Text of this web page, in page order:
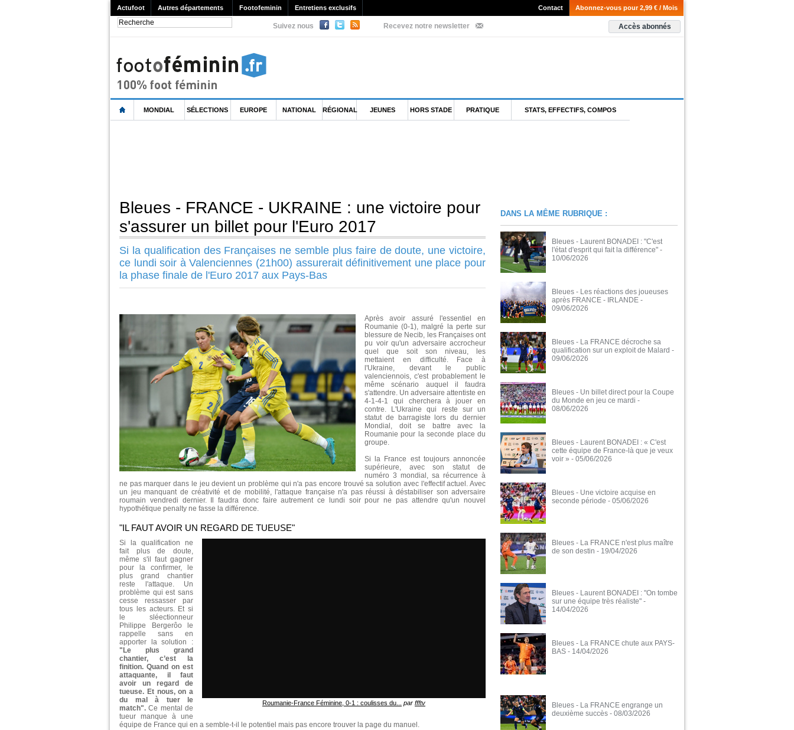
Actufoot Autres départements Footofeminin Entretiens exclusifs Abonnez-vous pour 2,99 € / Mois
Contact
Suivez nous Recevez notre newsletter Accès abonnés
MONDIAL SÉLECTIONS EUROPE NATIONAL RÉGIONAL JEUNES HORS STADE PRATIQUE STATS, EFFECTIFS, COMPOS
Bleues - FRANCE - UKRAINE : une victoire pour
s'assurer un billet pour l'Euro 2017
Si la qualification des Françaises ne semble plus faire de doute, une victoire,
ce lundi soir à Valenciennes (21h00) assurerait définitivement une place pour
la phase finale de l'Euro 2017 aux Pays-Bas
Après avoir assuré l'essentiel en
Roumanie (0-1), malgré la perte sur
blessure de Necib, les Françaises ont
pu voir qu'un adversaire accrocheur
quel que soit son niveau, les
mettaient en difficulté. Face à
l'Ukraine, devant le public
valenciennois, c'est probablement le
même scénario auquel il faudra
s'attendre. Un adversaire attentiste en
4-1-4-1 qui cherchera à jouer en
contre. L'Ukraine qui reste sur un
statut de barragiste lors du dernier
Mondial, doit se battre avec la
Roumanie pour la seconde place du
groupe.
Si la France est toujours annoncée
supérieure, avec son statut de
numéro 3 mondial, sa récurrence à
ne pas marquer dans le jeu devient un problème qui n'a pas encore trouvé sa solution avec l'effectif actuel. Avec
un jeu manquant de créativité et de mobilité, l'attaque française n'a pas réussi à déstabiliser son adversaire
roumain vendredi dernier. Il faudra donc faire autrement ce lundi soir pour ne pas attendre qu'un nouvel
hypothétique penalty ne fasse la différence.
"IL FAUT AVOIR UN REGARD DE TUEUSE"
Roumanie-France Féminine, 0-1 : coulisses du... par ffftv
Si la qualification ne
fait plus de doute,
même s'il faut gagner
pour la confirmer, le
plus grand chantier
reste l'attaque. Un
problème qui est sans
cesse ressasser par
tous les acteurs. Et si
le sléectionneur
Philippe Bergerôo le
rappelle sans en
apporter la solution :
"Le plus grand
chantier, c’est la
finition. Quand on est
attaquante, il faut
avoir un regard de
tueuse. Et nous, on a
du mal à tuer le
match".Ce mental de
tueur manque à une
équipe de France qui en a semble-t-il le potentiel mais pas encore trouver la page du manuel.
DANS LA MÊME RUBRIQUE :
Bleues - Laurent BONADEI : "C'est
l'état d'esprit qui fait la différence" -
10/06/2026
Bleues - Les réactions des joueuses
après FRANCE - IRLANDE -
09/06/2026
Bleues - La FRANCE décroche sa
qualification sur un exploit de Malard -
09/06/2026
Bleues - Un billet direct pour la Coupe
du Monde en jeu ce mardi -
08/06/2026
Bleues - Laurent BONADEI : « C'est
cette équipe de France-là que je veux
voir » - 05/06/2026
Bleues - Une victoire acquise en
seconde période - 05/06/2026
Bleues - La FRANCE n'est plus maître
de son destin - 19/04/2026
Bleues - Laurent BONADEI : "On tombe
sur une équipe très réaliste" -
14/04/2026
Bleues - La FRANCE chute aux PAYS-
BAS - 14/04/2026
Bleues - La FRANCE engrange un
deuxième succès - 08/03/2026